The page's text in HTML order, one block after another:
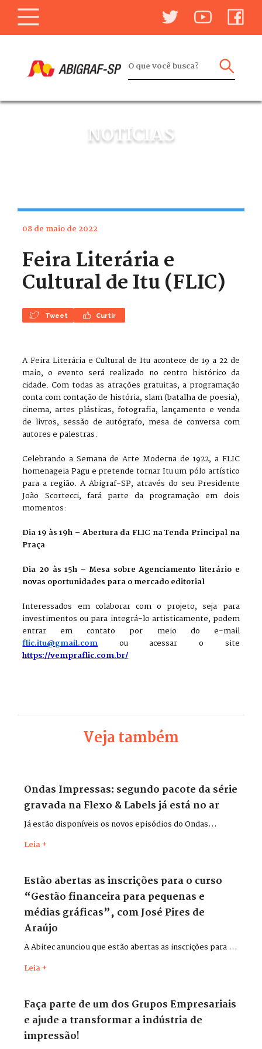
NOTÍCIAS
08 de maio de 2022
Feira Literária e
Cultural de Itu (FLIC)
Tweet Curtir
A Feira Literária e Cultural de Itu acontece de 19 a 22 de
maio, o evento será realizado no centro histórico da
cidade. Com todas as atrações gratuitas, a programação
conta com contação de história, slam (batalha de poesia),
cinema, artes plásticas, fotografia, lançamento e venda
de livros, sessão de autógrafo, mesa de conversa com
autores e palestras.
Celebrando a Semana de Arte Moderna de 1922, a FLIC
homenageia Pagu e pretende tornar Itu um pólo artístico
para a região. A Abigraf-SP, através do seu Presidente
João Scortecci, fará parte da programação em dois
momentos:
Dia 19 às 19h – Abertura da FLIC na Tenda Principal na
Praça
Dia 20 às 15h – Mesa sobre Agenciamento literário e
novas oportunidades para o mercado editorial
Interessados em colaborar com o projeto, seja para
investimentos ou para integrá-lo artisticamente, podem
entrar em contato por meio do e-mail
flic.itu@gmail.comou acessar o site
https://vempraflic.com.br/
Veja também
Ondas Impressas: segundo pacote da série
gravada na Flexo & Labels já está no ar
Já estão disponíveis os novos episódios do Ondas
Pack 2026, que aconteceu entre os dias 26 e 29 de maio,
Leia +
Estão abertas as inscrições para o curso
“Gestão financeira para pequenas e
médias gráficas”, com José Pires de
Araújo
A Abitec anunciou que estão abertas as inscrições para o
gráficas”, com o consultor José Pires de Araújo.
Leia +
Faça parte de um dos Grupos Empresariais
e ajude a transformar a indústria de
impressão!